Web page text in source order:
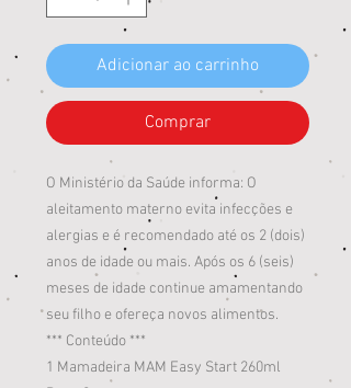
Adicionar ao carrinho
Comprar
O Ministério da Saúde informa: O
aleitamento materno evita infecções e
alergias e é recomendado até os 2 (dois)
anos de idade ou mais. Após os 6 (seis)
meses de idade continue amamentando
seu filho e ofereça novos alimentos.
*** Conteúdo ***
1 Mamadeira MAM Easy Start 260ml